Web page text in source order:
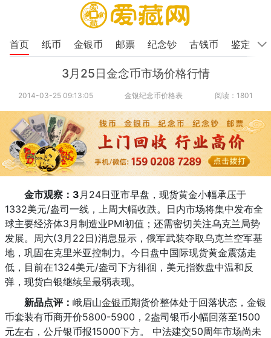
首页 纸币 金银币 邮票 纪念钞 古钱币 鉴定
3月25日金念币市场价格行情
2014-03-25 09:13:05 金银纪念币价格表 阅读：1801
金市观察：3 月24日亚市早盘，现货黄金小幅承压于
1332美元/盎司一线，上周大幅收跌。日内市场将集中发布全
球主要经济体3月制造业PMI初值；还需密切关注乌克兰局势
发展。周六(3月22日)消息显示，俄军武装夺取乌克兰空军基
地，巩固在克里米亚控制力。今日盘中国际现货黄金震荡走
低，目前在1324美元/盎司下方徘徊，美元指数盘中温和反
弹，现货白银继续呈最弱表现。
新品点评： 峨眉山金银币期货价整体处于回落状态，金银
币套装有币商开价5800-5900，2盎司银币小幅回落至1500
元左右，公斤银币报15000下方。 中法建交50周年市场尚未